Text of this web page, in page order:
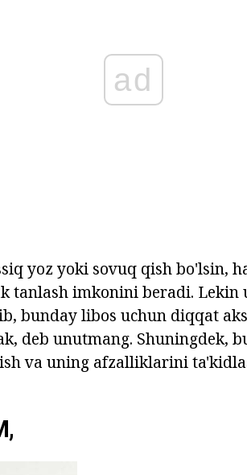
ad
yoz yoki sovuq qish bo'lsin,
tanlash imkonini beradi.
bunday libos uchun diqqat
deb unutmang. Shuningdek,
va uning afzalliklarini